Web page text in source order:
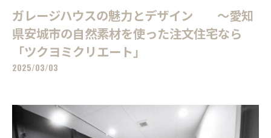
ガレージハウスの魅力とデザイン ～愛知
県安城市の自然素材を使った注文住宅なら
「ツクヨミクリエート」
2025/03/03